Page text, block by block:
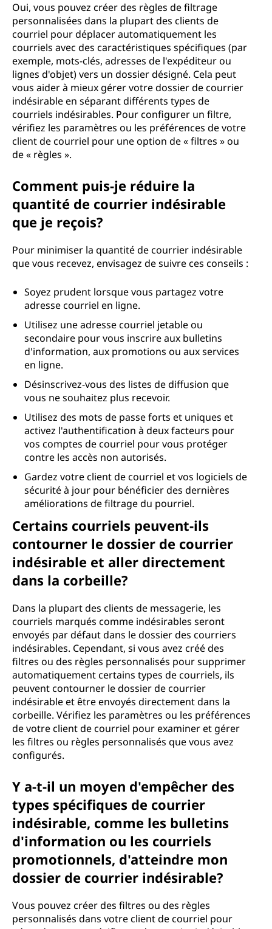
Oui, vous pouvez créer des règles de filtrage
personnalisées dans la plupart des clients de
courriel pour déplacer automatiquement les
courriels avec des caractéristiques spécifiques (par
exemple, mots-clés, adresses de l'expéditeur ou
lignes d'objet) vers un dossier désigné. Cela peut
vous aider à mieux gérer votre dossier de courrier
indésirable en séparant différents types de
courriels indésirables. Pour configurer un filtre,
vérifiez les paramètres ou les préférences de votre
client de courriel pour une option de « filtres » ou
de « règles ».
Comment puis-je réduire la
quantité de courrier indésirable
que je reçois?
Pour minimiser la quantité de courrier indésirable
que vous recevez, envisagez de suivre ces conseils :
Soyez prudent lorsque vous partagez votre
adresse courriel en ligne.
Utilisez une adresse courriel jetable ou
secondaire pour vous inscrire aux bulletins
d'information, aux promotions ou aux services
en ligne.
Désinscrivez-vous des listes de diffusion que
vous ne souhaitez plus recevoir.
Utilisez des mots de passe forts et uniques et
activez l'authentification à deux facteurs pour
vos comptes de courriel pour vous protéger
contre les accès non autorisés.
Gardez votre client de courriel et vos logiciels de
sécurité à jour pour bénéficier des dernières
améliorations de filtrage du pourriel.
Certains courriels peuvent-ils
contourner le dossier de courrier
indésirable et aller directement
dans la corbeille?
Dans la plupart des clients de messagerie, les
courriels marqués comme indésirables seront
envoyés par défaut dans le dossier des courriers
indésirables. Cependant, si vous avez créé des
filtres ou des règles personnalisés pour supprimer
automatiquement certains types de courriels, ils
peuvent contourner le dossier de courrier
indésirable et être envoyés directement dans la
corbeille. Vérifiez les paramètres ou les préférences
de votre client de courriel pour examiner et gérer
les filtres ou règles personnalisés que vous avez
configurés.
Y a-t-il un moyen d'empêcher des
types spécifiques de courrier
indésirable, comme les bulletins
d'information ou les courriels
promotionnels, d'atteindre mon
dossier de courrier indésirable?
Vous pouvez créer des filtres ou des règles
personnalisés dans votre client de courriel pour